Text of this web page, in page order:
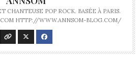
CHANTEUSE POP ROCK. BASÉE À PARIS.
HTTP://WWW.ANNSOM-BLOG.COM/